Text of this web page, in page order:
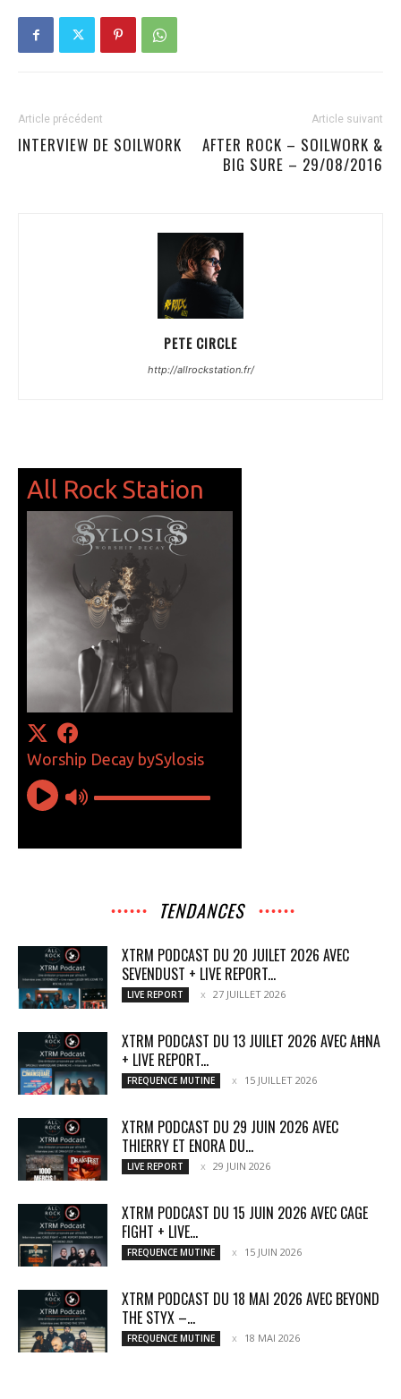
Article précédent
INTERVIEW DE SOILWORK
Article suivant
AFTER ROCK – SOILWORK &
BIG SURE – 29/08/2016
PETE CIRCLE
http://allrockstation.fr/
TENDANCES
XTRM PODCAST DU 20 JUILET 2026 AVEC
SEVENDUST + LIVE REPORT...
LIVE REPORT 27 JUILLET 2026
XTRM PODCAST DU 13 JUILET 2026 AVEC AĦNA
+ LIVE REPORT...
FREQUENCE MUTINE 15 JUILLET 2026
XTRM PODCAST DU 29 JUIN 2026 AVEC
THIERRY ET ENORA DU...
LIVE REPORT 29 JUIN 2026
XTRM PODCAST DU 15 JUIN 2026 AVEC CAGE
FIGHT + LIVE...
FREQUENCE MUTINE 15 JUIN 2026
XTRM PODCAST DU 18 MAI 2026 AVEC BEYOND
THE STYX –...
FREQUENCE MUTINE 18 MAI 2026